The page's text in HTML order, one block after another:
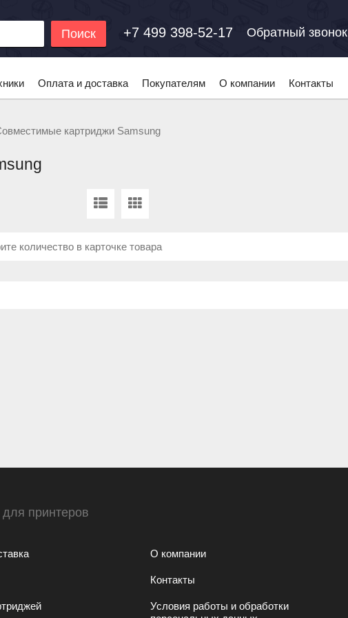
Поиск +7 499 398-52-17 Обратный звонок
Оплата и доставка Покупателям О компании Контакты
картриджи Samsung
количество в карточке товара
принтеров
О компании
Контакты
Условия работы и обработки